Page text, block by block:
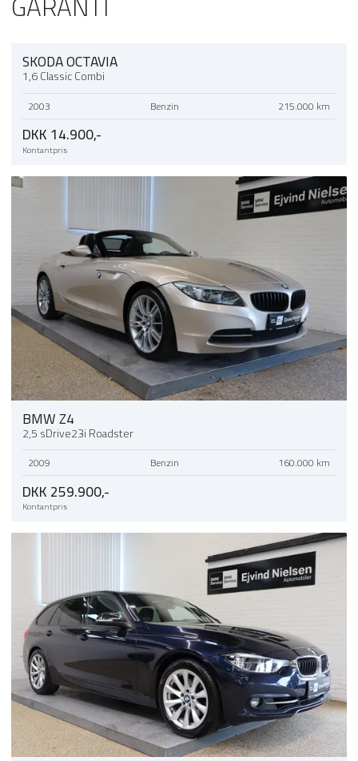
SKODA OCTAVIA
1,6 Classic Combi
2003 Benzin 215.000 km
DKK 14.900,-
Kontantpris
BMW Z4
2,5 sDrive23i Roadster
2009 Benzin 160.000 km
DKK 259.900,-
Kontantpris